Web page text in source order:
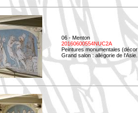
06 - Menton
20160600554NUC2A
Peintures monumentales
Grand salon : allégorie de l'Asie.